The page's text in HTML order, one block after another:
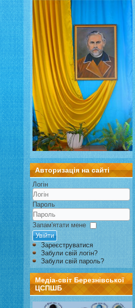
Авторизація на сайті
Логін
Пароль
Запам'ятати мене
Увійти
Зареєструватися
Забули свій логін?
Забули свій пароль?
Медіа-світ Березнівської
ЦСПШБ